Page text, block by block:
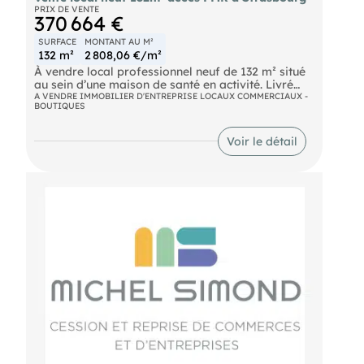
PRIX DE VENTE
370 664 €
SURFACE
132 m²
MONTANT AU M²
2 808,06 €/m²
À vendre local professionnel neuf de 132 m² situé
au sein d’une maison de santé en activité. Livré
brut de chape – fluides en attente, à aménager
selon projet. Vitrine 8 m linéaires – accessibilité
déjà composé de : médecins généralistes (3),
kinésithérapeutes (2), laboratoire, ostéopathe,
Dossier transmis après qualification.
A VENDRE IMMOBILIER D'ENTREPRISE LOCAUX COMMERCIAUX -
BOUTIQUES
Voir le détail